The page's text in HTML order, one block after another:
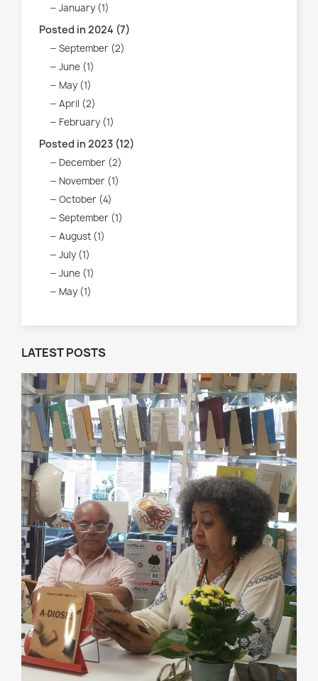
January (1)
Posted in 2024 (7)
September (2)
June (1)
May (1)
April (2)
February (1)
Posted in 2023 (12)
December (2)
November (1)
October (4)
September (1)
August (1)
July (1)
June (1)
May (1)
LATEST POSTS